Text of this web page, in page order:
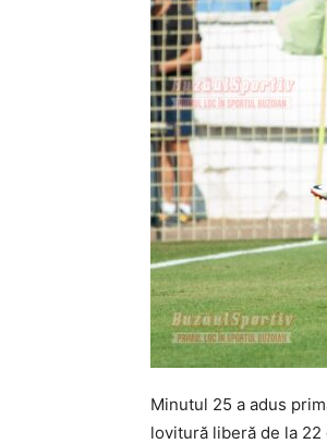
Minutul 25 a adus
lovitură liberă de la